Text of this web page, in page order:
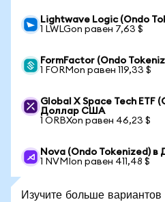
Lightwave Logic (Ondo
1 LWLGon равен 7,63 $
FormFactor (Ondo
1 FORMon равен 119,33 $
Global X Space Tech ETF
Доллар США
1 ORBXon равен 46,23 $
Nova (Ondo Tokenized)
1 NVMIon равен 411,48 $
Изучите больше вариантов